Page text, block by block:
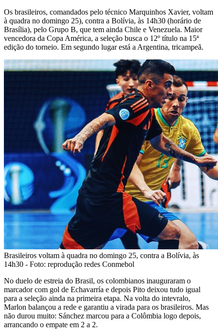
Os brasileiros, comandados pelo técnico Marquinhos Xavier, voltam
à quadra no domingo 25), contra a Bolívia, às 14h30 (horário de
Brasília), pelo Grupo B, que tem ainda Chile e Venezuela. Maior
vencedora da Copa América, a seleção busca o 12º título na 15ª
edição do torneio. Em segundo lugar está a Argentina, tricampeã.
Brasileiros voltam à quadra no domingo 25, contra a Bolívia, às
14h30 - Foto: reprodução redes Conmebol
No duelo de estreia do Brasil, os colombianos inauguraram o
marcador com gol de Echavarría e depois Pito deixou tudo igual
para a seleção ainda na primeira etapa. Na volta do intevralo,
Marlon balançou a rede e garantiu a virada para os brasileiros. Mas
não durou muito: Sánchez marcou para a Colômbia logo depois,
arrancando o empate em 2 a 2.